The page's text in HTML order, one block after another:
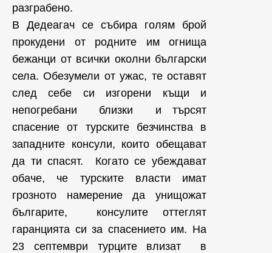
разграбено.
В Дедеагач се събира голям брой
прокудени от родните им огнища
бежанци от всички околни български
села. Обезумели от ужас, те оставят
след себе си изгорени къщи и
непогребани близки и търсят
спасение от турските безчинства в
западните консули, които обещават
да ти спасят. Когато се убеждават
обаче, че турските власти имат
грозното намерение да унищожат
българите, консулите оттеглят
гаранцията си за спасението им. На
23 септември турците влизат в